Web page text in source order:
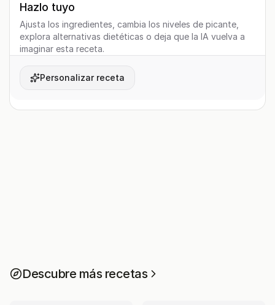
Hazlo tuyo
Ajusta los ingredientes, cambia los niveles de picante,
explora alternativas dietéticas o deja que la IA vuelva a
imaginar esta receta.
Personalizar receta
Descubre más recetas